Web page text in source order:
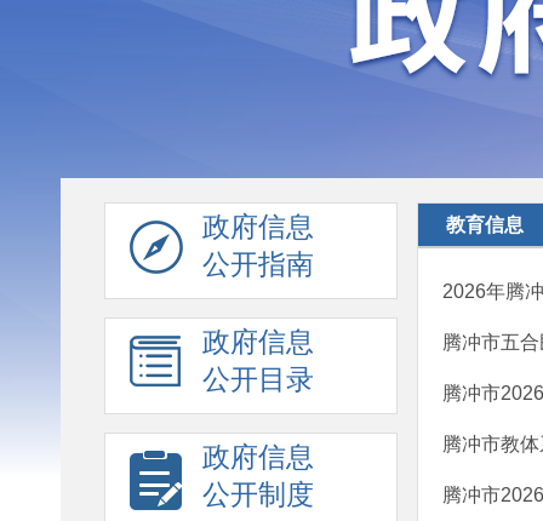
政府信息
公开指南
政府信息
公开目录
政府信息
公开制度
教育信息
2026年腾
腾冲市五
腾冲市
腾冲市教
腾冲市